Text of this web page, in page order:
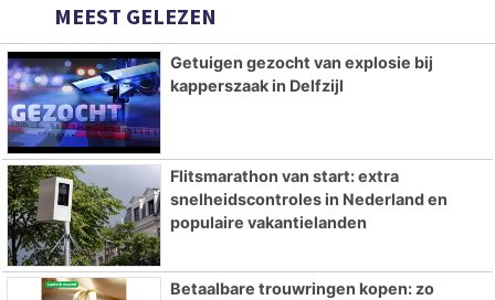
MEEST GELEZEN
Getuigen gezocht van explosie bij
kapperszaak in Delfzijl
Flitsmarathon van start: extra
snelheidscontroles in Nederland en
populaire vakantielanden
Betaalbare trouwringen kopen: zo